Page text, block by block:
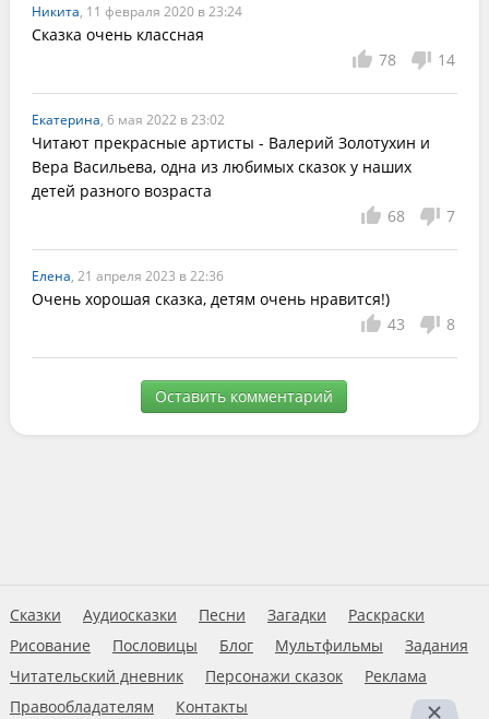
Никита, 11 февраля 2020 в 23:24
Сказка очень классная
78
14
Екатерина, 6 мая 2022 в 23:02
Читают прекрасные артисты - Валерий Золотухин и
Вера Васильева, одна из любимых сказок у наших
детей разного возраста
68
7
Елена, 21 апреля 2023 в 22:36
Очень хорошая сказка, детям очень нравится!)
43
8
Оставить комментарий
Сказки Аудиосказки Песни Загадки
Раскраски
Рисование
Пословицы Блог Мультфильмы
Задания
Читательский дневник
Персонажи сказок
Реклама
Правообладателям
Контакты